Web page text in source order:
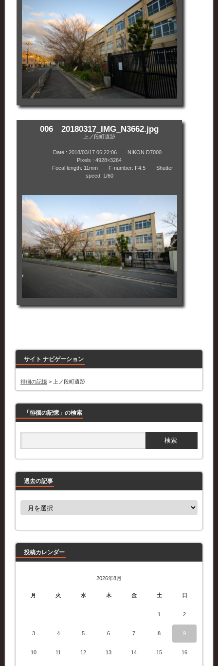
006 20180317_IMG_N3662.jpg
上ノ段町遺跡
Date : 2018/03/17 06:22:06 NIKON D7000
Pixels : 4928×3264
Focal length: 11mm F-number: F4.5 Shutter
speed: 1/60
サイト ナビゲーション
徘徊の記憶 > 上ノ段町遺跡
「徘徊の記憶」の検索
過去の記事
過
事
投稿カレンダー
2026年8月
月 火 水 木 金 土 日
1 2
3 4 5 6 7 8 9
10 11 12 13 14 15 16